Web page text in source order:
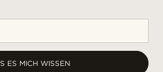
ES MICH WISSEN